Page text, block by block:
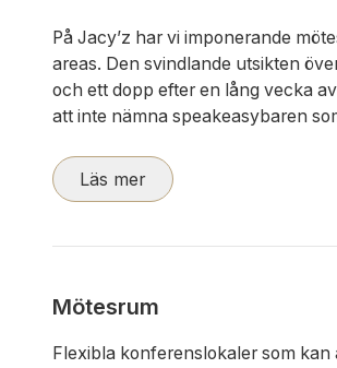
På Jacy’z har vi imponerande
areas. Den svindlande utsikten
och ett dopp efter en lång vecka
att inte nämna speakeasybaren
Läs mer
Mötesrum
Flexibla konferenslokaler som